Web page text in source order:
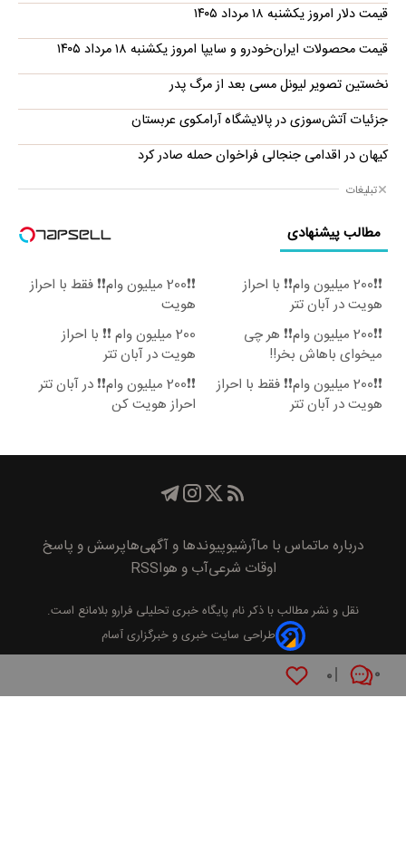
۰ ۰
قیمت دلار امروز یکشنبه ۱۸ مرداد ۱۴۰۵
قیمت محصولات ایران‌خودرو و سایپا امروز یکشنبه ۱۸ مرداد ۱۴۰۵
نخستین تصویر لیونل مسی بعد از مرگ پدر
جزئیات آتش‌سوزی در پالایشگاه آرامکوی عربستان
کیهان در اقدامی جنجالی فراخوان حمله صادر کرد
تبلیغات
مطالب پیشنهادی
❗❗200 میلیون وام❗❗ با احراز
هویت در آبان تتر
❗❗200 میلیون وام❗❗ فقط با احراز
هویت
❗❗200 میلیون وام❗❗ هر چی
میخوای باهاش بخر!!
200 میلیون وام ❗❗ با احراز
هویت در آبان تتر
❗❗200 میلیون وام❗❗ فقط با احراز
هویت در آبان تتر
❗❗200 میلیون وام❗❗ در آبان تتر
احراز هویت کن
درباره ماتماس با ماآرشیوپیوند‌ها و آگهی‌هاپرسش و پاسخ
اوقات شرعیآب و هواRSS
نقل و نشر مطالب با ذکر نام پايگاه خبری تحليلی فرارو بلامانع است.
طراحی سایت خبری و خبرگزاری آسام